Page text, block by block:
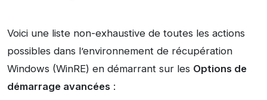
Voici une liste non-exhaustive de toutes les actions
possibles dans l’environnement de récupération
Windows (WinRE) en démarrant sur les Options de
démarrage avancées :